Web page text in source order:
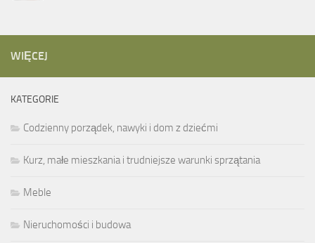
WIĘCEJ
KATEGORIE
Codzienny porządek, nawyki i dom z dziećmi
Kurz, małe mieszkania i trudniejsze warunki sprzątania
Meble
Nieruchomości i budowa